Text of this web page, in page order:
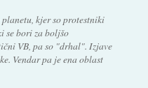
kjer so protestniki
se bori za boljšo
VB, pa so "drhal". Izjave
Vendar pa je ena oblast